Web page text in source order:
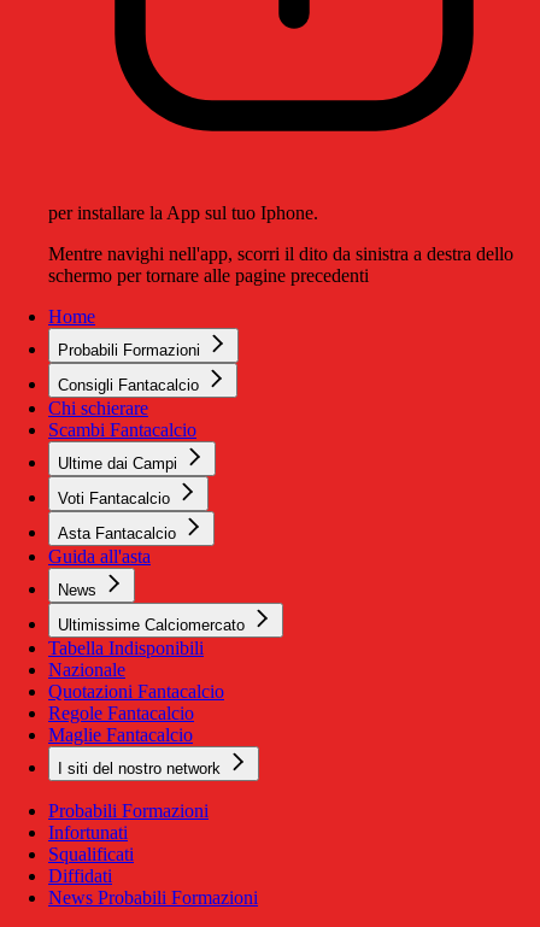
per installare la App sul tuo Iphone.
Mentre navighi nell'app, scorri il dito da sinistra a destra dello
schermo per tornare alle pagine precedenti
Home
Probabili Formazioni
Consigli Fantacalcio
Chi schierare
Scambi Fantacalcio
Ultime dai Campi
Voti Fantacalcio
Asta Fantacalcio
Guida all'asta
News
Ultimissime Calciomercato
Tabella Indisponibili
Nazionale
Quotazioni Fantacalcio
Regole Fantacalcio
Maglie Fantacalcio
I siti del nostro network
Probabili Formazioni
Infortunati
Squalificati
Diffidati
News Probabili Formazioni